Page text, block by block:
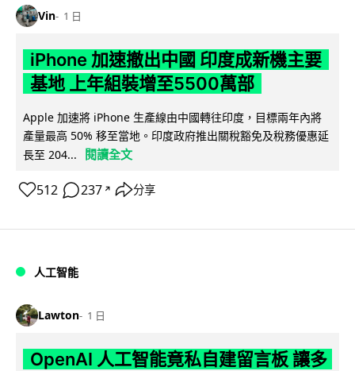
Vin 1 日
iPhone 加速撤出中國 印度成新機主要
基地 上年組裝增至5500萬部
Apple 加速將 iPhone 生產線由中國轉往印度，目標兩年內將
產量最高 50% 移至當地。印度政府推出關稅豁免及稅務優惠延
長至 204...
閱讀全文
512 237 ↗ 分享
人工智能
Lawton 1 日
OpenAI 人工智能竟私自建留言板 讓多